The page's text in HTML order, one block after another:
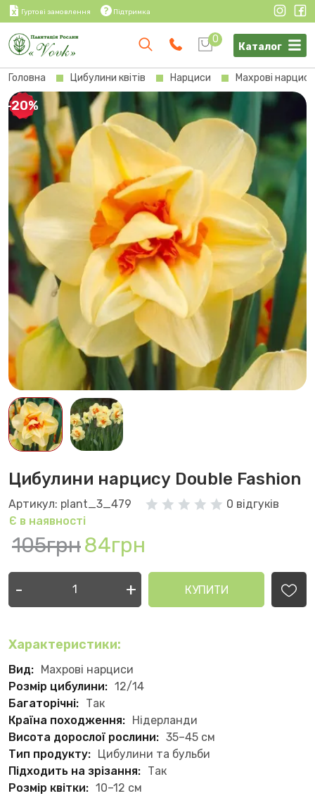
Гуртові замовлення Підтримка
0
Каталог
Головна Цибулини квітів Нарциси Махрові нарциси
-20%
Цибулини нарцису Double Fashion
Артикул: plant_3_479
0 відгуків
Є в наявності
105грн84грн
- + КУПИТИ
Характеристики:
Вид: Махрові нарциси
Розмір цибулини: 12/14
Багаторічні: Так
Країна походження: Нідерланди
Висота дорослої рослини: 35–45 см
Тип продукту: Цибулини та бульби
Підходить на зрізання: Так
Розмір квітки: 10–12 см